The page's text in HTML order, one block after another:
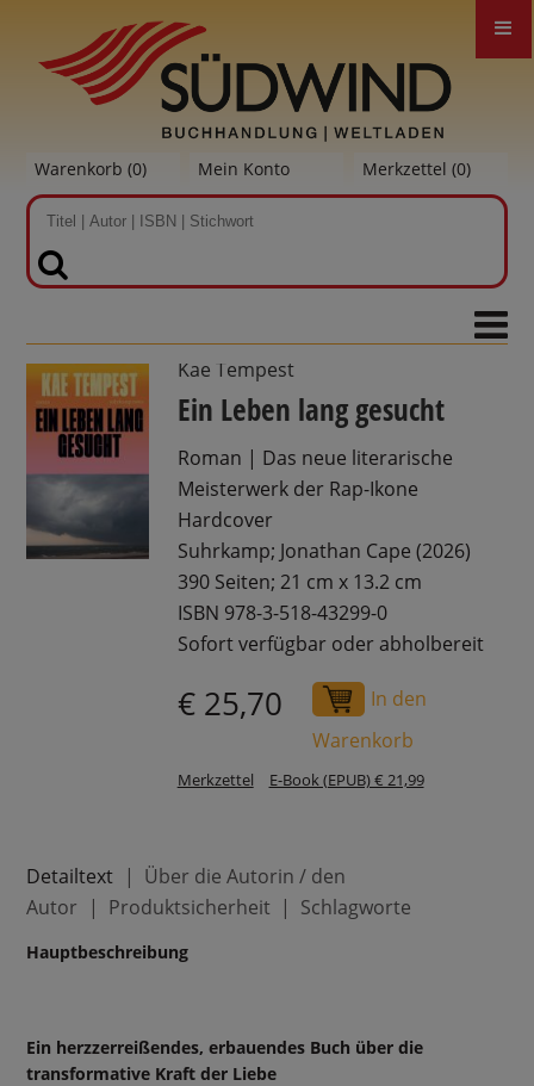
Warenkorb (0) Mein Konto Merkzettel (0)
Kae Tempest
Ein Leben lang gesucht
Roman | Das neue literarische
Meisterwerk der Rap-Ikone
Hardcover
Suhrkamp; Jonathan Cape (2026)
390 Seiten; 21 cm x 13.2 cm
ISBN 978-3-518-43299-0
Sofort verfügbar oder abholbereit
€ 25,70
In den
Warenkorb
Merkzettel E-Book (EPUB) € 21,99
Detailtext
Über die Autorin / den
Autor
Produktsicherheit Schlagworte
Hauptbeschreibung
Ein herzzerreißendes, erbauendes Buch über die
transformative Kraft der Liebe